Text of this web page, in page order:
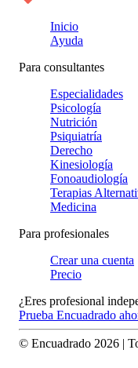
Inicio
Ayuda
Para consultantes
Especialidades
Psicología
Nutrición
Psiquiatría
Derecho
Kinesiología
Fonoaudiología
Terapias
Medicina
Para profesionales
Crear una cuenta
Precio
¿Eres profesional
Prueba Encuadrado
© Encuadrado 2026 |